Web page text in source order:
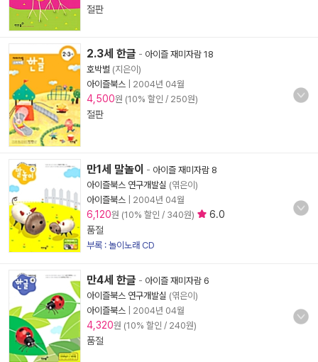
절판
2.3세 한글 - 아이즐 재미자람 18
호박별 (지은이)
아이즐북스
2004년 04월
4,500원 (10% 할인 / 250원)
절판
만1세 말놀이 - 아이즐 재미자람 8
아이즐북스 연구개발실 (엮은이)
아이즐북스
2004년 04월
6,120원 (10% 할인 / 340원)
6.0
품절
부록 : 놀이노래 CD
만4세 한글 - 아이즐 재미자람 6
아이즐북스 연구개발실 (엮은이)
아이즐북스
2004년 04월
4,320원 (10% 할인 / 240원)
품절